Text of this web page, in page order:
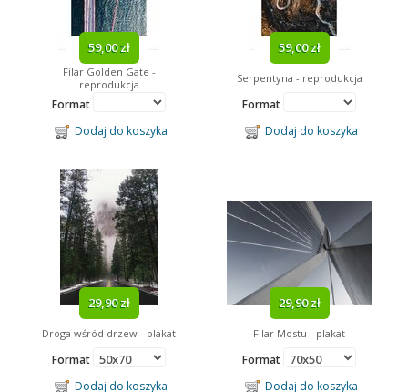
59,00 zł
Filar Golden Gate -
reprodukcja
Format
Dodaj do koszyka
59,00 zł
Serpentyna - reprodukcja
Format
Dodaj do koszyka
29,90 zł
Droga wśród drzew - plakat
Format
Dodaj do koszyka
29,90 zł
Filar Mostu - plakat
Format
Dodaj do koszyka